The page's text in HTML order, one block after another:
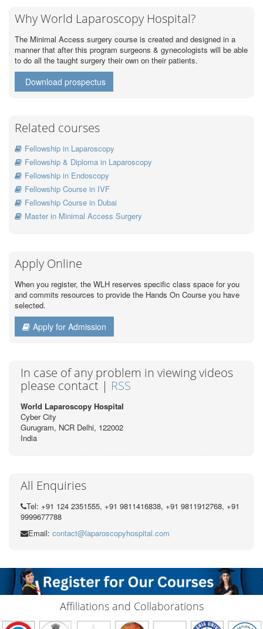
Why World Laparoscopy Hospital?
The Minimal Access surgery course is created and designed in a
manner that after this program surgeons & gynecologists will be able
to do all the taught surgery their own on their patients.
Download prospectus
Related courses
Fellowship in Laparoscopy
Fellowship & Diploma in Laparoscopy
Fellowship in Endoscopy
Fellowship Course in IVF
Fellowship Course in Dubai
Master in Minimal Access Surgery
Apply Online
When you register, the WLH reserves specific class space for you
and commits resources to provide the Hands On Course you have
selected.
Apply for Admission
In case of any problem in viewing videos
please contact | RSS
World Laparoscopy Hospital
Cyber City
Gurugram, NCR Delhi, 122002
India
All Enquiries
Tel: +91 124 2351555, +91 9811416838, +91 9811912768, +91
9999677788
Email: contact@laparoscopyhospital.com
Affiliations and Collaborations